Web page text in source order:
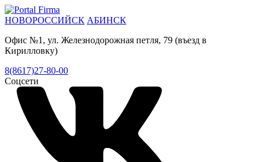
НОВОРОССИЙСК АБИНСК
Офис №1, ул. Железнодорожная петля, 79 (въезд в
Кирилловку)
8(8617)27-80-00
Соцсети